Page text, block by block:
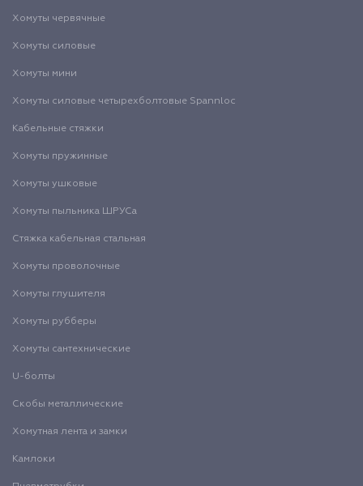
Хомуты червячные
Хомуты силовые
Хомуты мини
Хомуты силовые четырехболтовые Spannloc
Кабельные стяжки
Хомуты пружинные
Хомуты ушковые
Хомуты пыльника ШРУСа
Стяжка кабельная стальная
Хомуты проволочные
Хомуты глушителя
Хомуты рубберы
Хомуты сантехнические
U-болты
Скобы металлические
Хомутная лента и замки
Камлоки